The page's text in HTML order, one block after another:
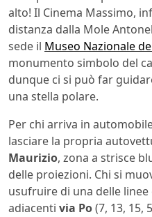
alto! Il Cinema Massimo,
distanza dalla Mole
sede il Museo Nazionale
monumento simbolo del
dunque ci si può far
una stella polare.
Per chi arriva in
lasciare la propria
Maurizio, zona a strisce
delle proiezioni. Chi si
usufruire di una delle
adiacenti via Po(7, 13, 15,